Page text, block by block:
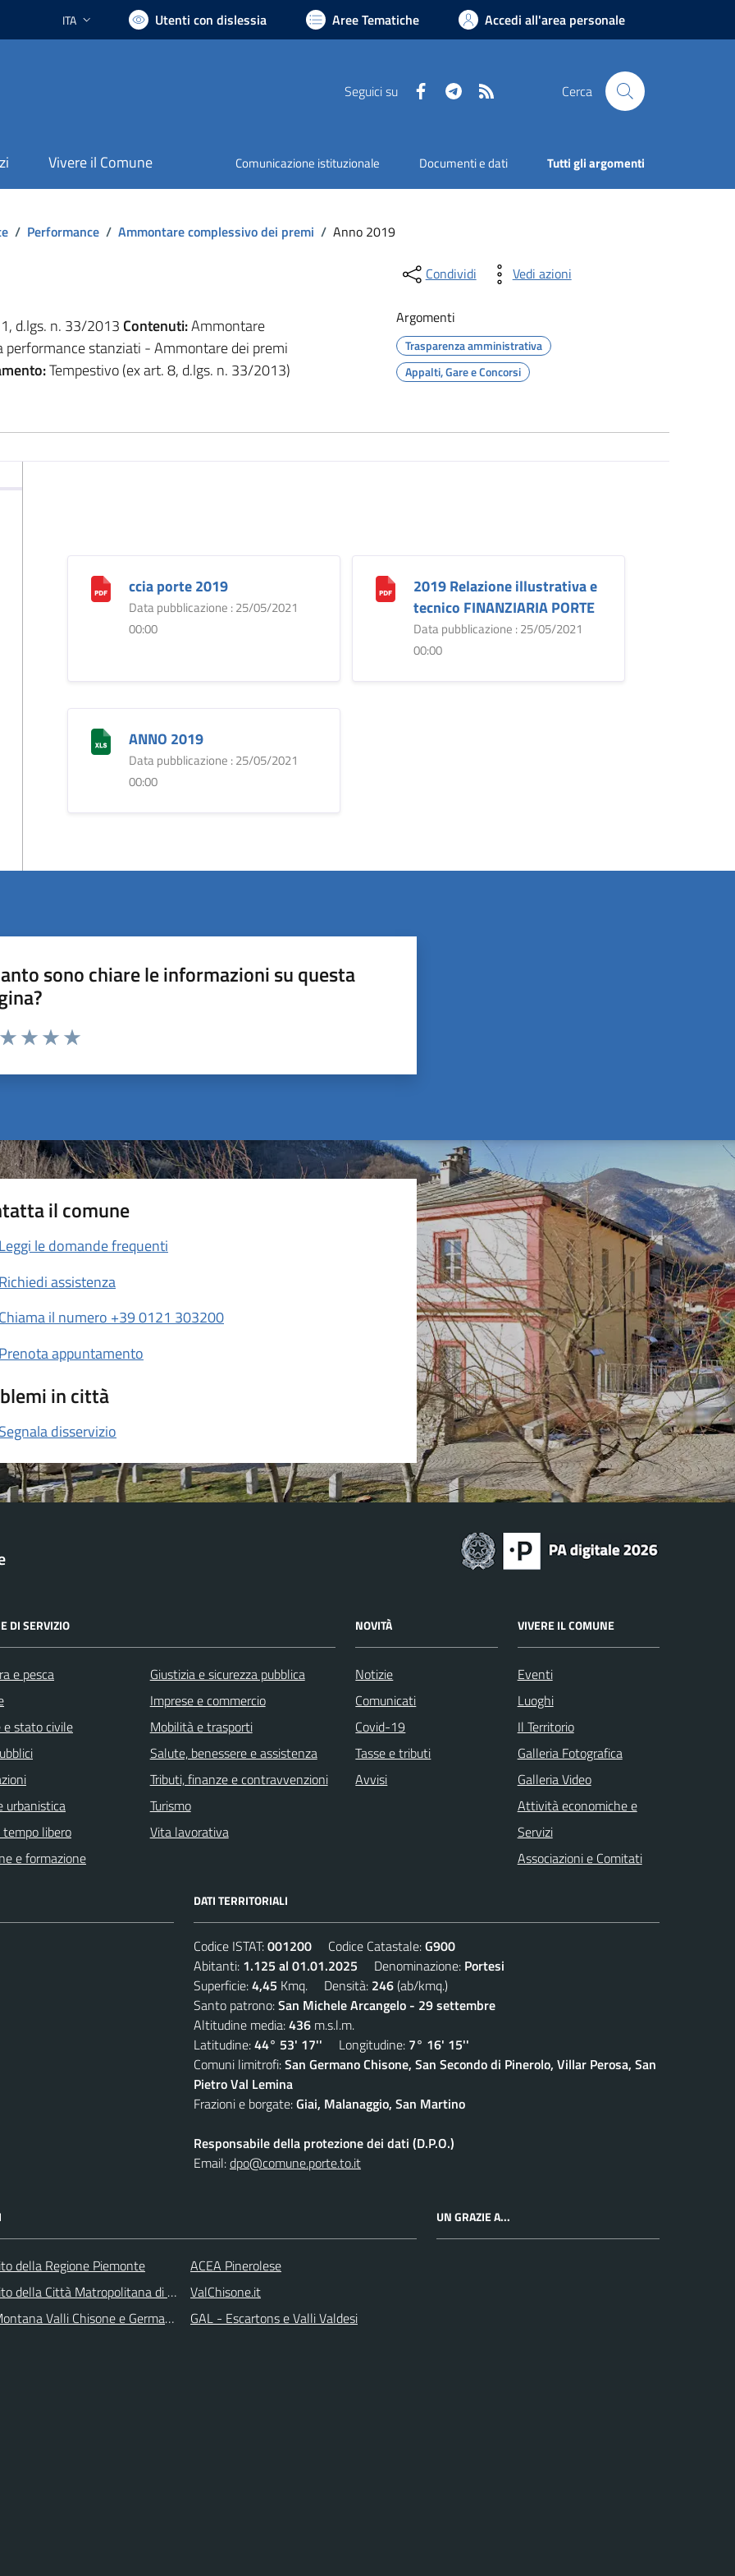
Lingua attiva:
ITA Utenti con dislessia Aree Tematiche Accedi all'area personale
Seguici su FacebookTelegram Cerca
Vivere il Comune Comunicazione istituzionale Documenti e dati Tutti gli argomenti
/ Performance / Ammontare complessivo dei premi / Anno 2019
d.lgs. n. 33/2013 Contenuti:Ammontare
performance stanziati - Ammontare dei premi
Tempestivo (ex art. 8, d.lgs. n. 33/2013)
Condividi Vedi azioni
Argomenti
Trasparenza amministrativa
Appalti, Gare e Concorsi
ccia porte 2019
Data pubblicazione : 25/05/2021
00:00
2019 Relazione illustrativa e
tecnico FINANZIARIA PORTE
Data pubblicazione : 25/05/2021
00:00
ANNO 2019
Data pubblicazione : 25/05/2021
00:00
sono chiare le informazioni su questa
da 1 a 5 stelle la pagina
il comune
Leggi le domande frequenti
Richiedi assistenza
Chiama il numero +39 0121 303200
Prenota appuntamento
in città
Segnala disservizio
DI SERVIZIO
e pesca
e stato civile
urbanistica
libero
e formazione
Giustizia e sicurezza pubblica
Imprese e commercio
Mobilità e trasporti
Salute, benessere e assistenza
Tributi, finanze e contravvenzioni
Turismo
Vita lavorativa
NOVITÀ
Notizie
Comunicati
Covid-19
Tasse e tributi
Avvisi
VIVERE IL COMUNE
Eventi
Luoghi
Il Territorio
Galleria Fotografica
Galleria Video
Attività economiche e
Servizi
Associazioni e Comitati
DATI TERRITORIALI
Codice ISTAT:001200 Codice Catastale:G900
Abitanti: 1.125 al 01.01.2025 Denominazione: Portesi
Superficie:4,45 Kmq. Densità: 246(ab/kmq.)
Santo patrono:San Michele Arcangelo - 29 settembre
Altitudine media:436 m.s.l.m.
Latitudine:44° 53' 17'' Longitudine: 7° 16' 15''
Comuni limitrofi:San Germano Chisone, San Secondo di Pinerolo, Villar Perosa, San
Pietro Val Lemina
Frazioni e borgate:Giai, Malanaggio, San Martino
Responsabile della protezione dei dati (D.P.O.)
Email:dpo@comune.porte.to.it
della Regione Piemonte
della Città Matropolitana di Torino
Valli Chisone e Germanasca
ACEA Pinerolese
ValChisone.it
GAL - Escartons e Valli Valdesi
UN GRAZIE A...